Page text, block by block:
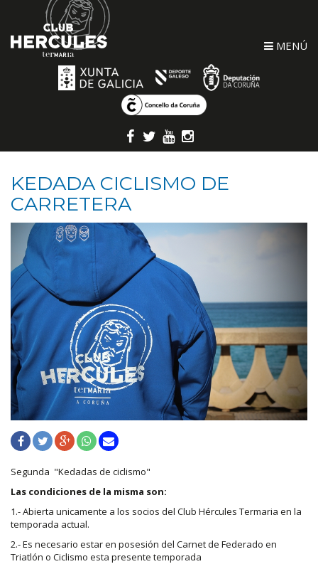
MENÚ
KEDADA CICLISMO DE
CARRETERA
Segunda "Kedadas de ciclismo"
Las condiciones de la misma son:
1.- Abierta unicamente a los socios del Club Hércules Termaria en la
temporada actual.
2.- Es necesario estar en posesión del Carnet de Federado en
Triatlón o Ciclismo esta presente temporada